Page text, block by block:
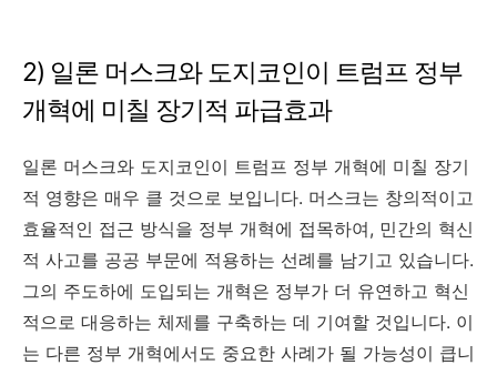
2) 일론 머스크와 도지코인이 트럼프 정부
개혁에 미칠 장기적 파급효과
일론 머스크와 도지코인이 트럼프 정부 개혁에 미칠 장기
적 영향은 매우 클 것으로 보입니다. 머스크는 창의적이고
효율적인 접근 방식을 정부 개혁에 접목하여, 민간의 혁신
적 사고를 공공 부문에 적용하는 선례를 남기고 있습니다.
그의 주도하에 도입되는 개혁은 정부가 더 유연하고 혁신
적으로 대응하는 체제를 구축하는 데 기여할 것입니다. 이
는 다른 정부 개혁에서도 중요한 사례가 될 가능성이 큽니